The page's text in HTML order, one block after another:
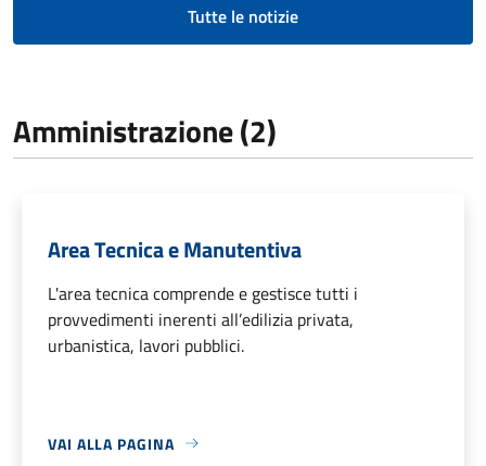
Tutte le notizie
Amministrazione (2)
Area Tecnica e Manutentiva
L'area tecnica comprende e gestisce tutti i
provvedimenti inerenti all’edilizia privata,
urbanistica, lavori pubblici.
VAI ALLA PAGINA